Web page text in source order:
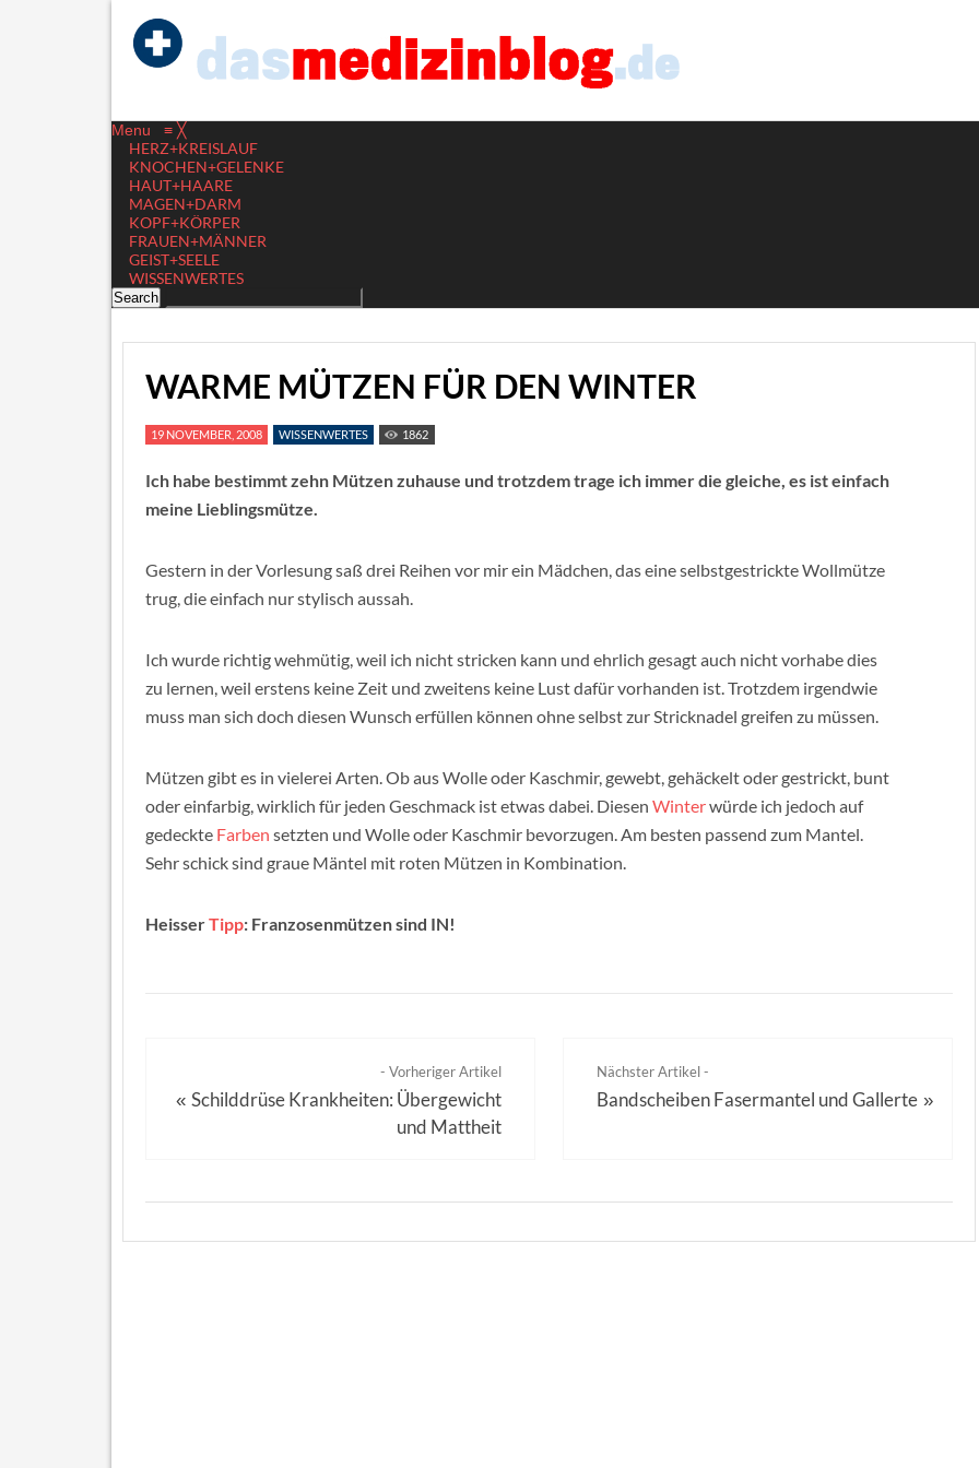
Menu ≡ ╳
HERZ+KREISLAUF
KNOCHEN+GELENKE
HAUT+HAARE
MAGEN+DARM
KOPF+KÖRPER
FRAUEN+MÄNNER
GEIST+SEELE
WISSENWERTES
WARME MÜTZEN FÜR DEN WINTER
19 NOVEMBER, 2008 WISSENWERTES 1862
Ich habe bestimmt zehn Mützen zuhause und trotzdem trage ich immer die gleiche, es ist einfach
meine Lieblingsmütze.
Gestern in der Vorlesung saß drei Reihen vor mir ein Mädchen, das eine selbstgestrickte Wollmütze
trug, die einfach nur stylisch aussah.
Ich wurde richtig wehmütig, weil ich nicht stricken kann und ehrlich gesagt auch nicht vorhabe dies
zu lernen, weil erstens keine Zeit und zweitens keine Lust dafür vorhanden ist. Trotzdem irgendwie
muss man sich doch diesen Wunsch erfüllen können ohne selbst zur Stricknadel greifen zu müssen.
Mützen gibt es in vielerei Arten. Ob aus Wolle oder Kaschmir, gewebt, gehäckelt oder gestrickt, bunt
oder einfarbig, wirklich für jeden Geschmack ist etwas dabei. Diesen Winterwürde ich jedoch auf
gedeckte Farben setzten und Wolle oder Kaschmir bevorzugen. Am besten passend zum Mantel.
Sehr schick sind graue Mäntel mit roten Mützen in Kombination.
HeisserTipp: Franzosenmützen sind IN!
- Vorheriger Artikel
« Schilddrüse Krankheiten: Übergewicht
und Mattheit
Nächster Artikel -
Bandscheiben Fasermantel und Gallerte »